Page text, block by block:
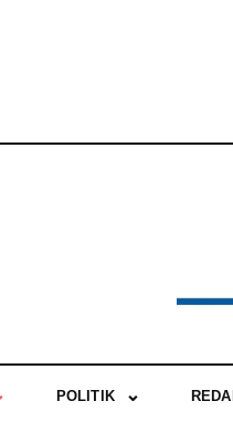
POLITIK